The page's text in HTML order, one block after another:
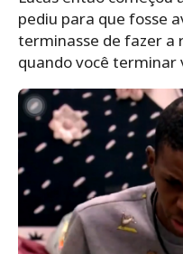
pediu para que fosse
terminasse de fazer a
quando você terminar